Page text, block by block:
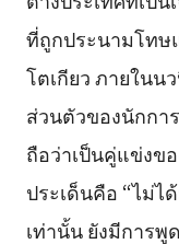
ที่ถูกประนามโท
โตเกียว ภายในน
ส่วนตัวของนักกา
ถือว่าเป็นคู่แข่งข
ประเด็นคือ “ไม่
เท่านั้น ยังมีการ